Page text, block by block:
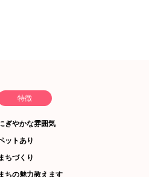
特徴
ぎやかな雰囲気
ットあり
ちづくり
ちの魅力教えます